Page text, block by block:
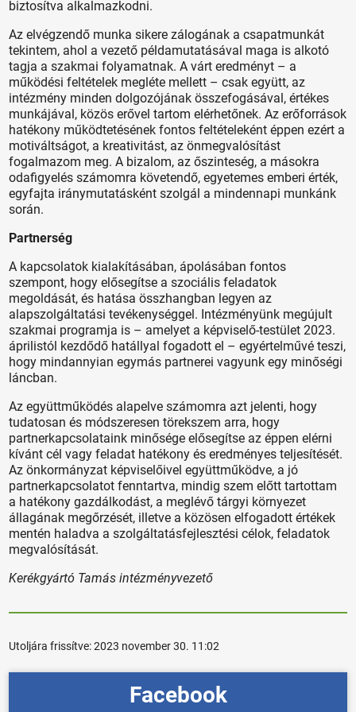
biztosítva alkalmazkodni.
Az elvégzendő munka sikere zálogának a csapatmunkát
tekintem, ahol a vezető példamutatásával maga is alkotó
tagja a szakmai folyamatnak. A várt eredményt – a
működési feltételek megléte mellett – csak együtt, az
intézmény minden dolgozójának összefogásával, értékes
munkájával, közös erővel tartom elérhetőnek. Az erőforrások
hatékony működtetésének fontos feltételeként éppen ezért a
motiváltságot, a kreativitást, az önmegvalósítást
fogalmazom meg. A bizalom, az őszinteség, a másokra
odafigyelés számomra követendő, egyetemes emberi érték,
egyfajta iránymutatásként szolgál a mindennapi munkánk
során.
Partnerség
A kapcsolatok kialakításában, ápolásában fontos
szempont, hogy elősegítse a szociális feladatok
megoldását, és hatása összhangban legyen az
alapszolgáltatási tevékenységgel. Intézményünk megújult
szakmai programja is – amelyet a képviselő-testület 2023.
áprilistól kezdődő hatállyal fogadott el – egyértelművé teszi,
hogy mindannyian egymás partnerei vagyunk egy minőségi
láncban.
Az együttműködés alapelve számomra azt jelenti, hogy
tudatosan és módszeresen törekszem arra, hogy
partnerkapcsolataink minősége elősegítse az éppen elérni
kívánt cél vagy feladat hatékony és eredményes teljesítését.
Az önkormányzat képviselőivel együttműködve, a jó
partnerkapcsolatot fenntartva, mindig szem előtt tartottam
a hatékony gazdálkodást, a meglévő tárgyi környezet
állagának megőrzését, illetve a közösen elfogadott értékek
mentén haladva a szolgáltatásfejlesztési célok, feladatok
megvalósítását.
Kerékgyártó Tamás intézményvezető
Utoljára frissítve:2023 november 30. 11:02
Facebook